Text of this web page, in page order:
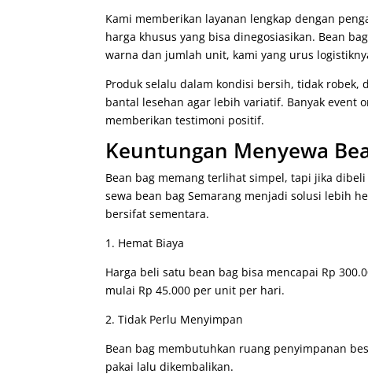
Kami memberikan layanan lengkap dengan
harga khusus yang bisa dinegosiasikan. Bean
warna dan jumlah unit, kami yang urus
Produk selalu dalam kondisi bersih, tidak robek,
bantal lesehan agar lebih variatif. Banyak event
memberikan testimoni positif.
Keuntungan Menyewa
Bean bag memang terlihat simpel, tapi jika
sewa bean bag Semarang menjadi solusi lebih
bersifat sementara.
1. Hemat Biaya
Harga beli satu bean bag bisa mencapai Rp
mulai Rp 45.000 per unit per hari.
2. Tidak Perlu Menyimpan
Bean bag membutuhkan ruang penyimpanan
pakai lalu dikembalikan.